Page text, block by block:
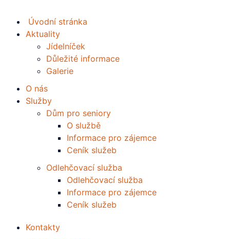
Úvodní stránka
Aktuality
Jídelníček
Důležité informace
Galerie
O nás
Služby
Dům pro seniory
O službě
Informace pro zájemce
Ceník služeb
Odlehčovací služba
Odlehčovací služba
Informace pro zájemce
Ceník služeb
Kontakty